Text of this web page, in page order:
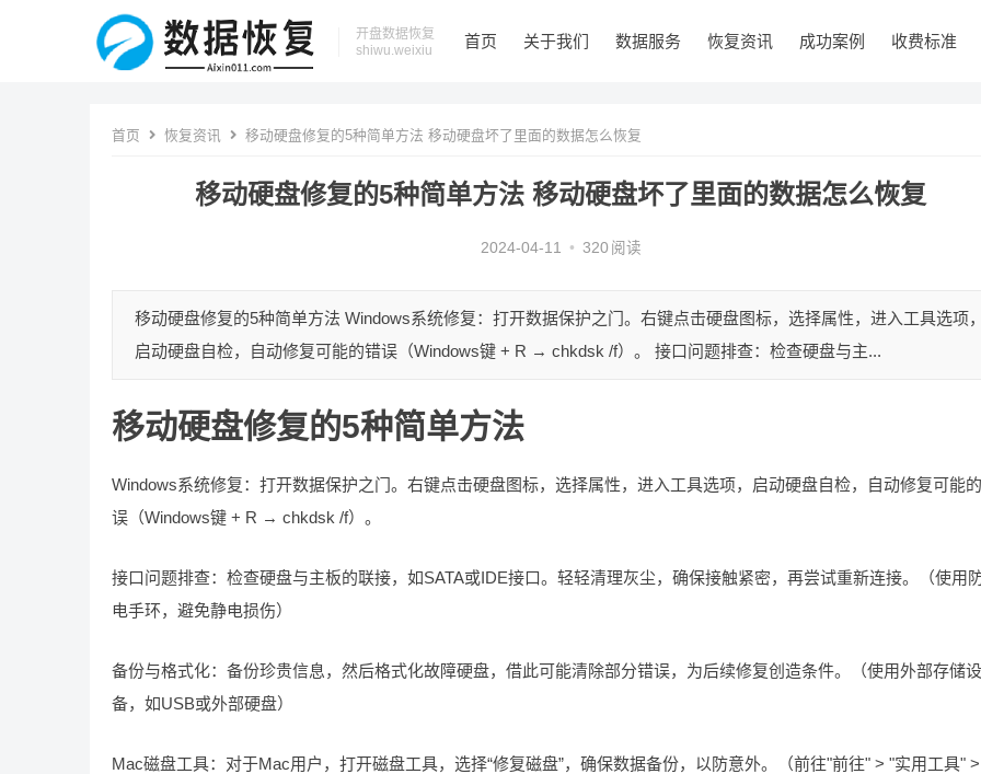
开盘数据恢复
shiwu.weixiu
首页 关于我们 数据服务 恢复资讯 成功案例 收费标准
首页 恢复资讯 移动硬盘修复的5种简单方法 移动硬盘坏了里面的数据怎么恢复
移动硬盘修复的5种简单方法 移动硬盘坏了里面的数据怎么恢复
2024-04-11 • 320 阅读
移动硬盘修复的5种简单方法 Windows系统修复：打开数据保护之门。右键点击硬盘图标，选择属性，进入工具选项
启动硬盘自检，自动修复可能的错误（Windows键 + R → chkdsk /f）。 接口问题排查：检查硬盘与主...
移动硬盘修复的5种简单方法
Windows系统修复：打开数据保护之门。右键点击硬盘图标，选择属性，进入工具选项，启动硬盘自检，自动修复可能
误（Windows键 + R → chkdsk /f）。
接口问题排查：检查硬盘与主板的联接，如SATA或IDE接口。轻轻清理灰尘，确保接触紧密，再尝试重新连接。（使用
电手环，避免静电损伤）
备份与格式化：备份珍贵信息，然后格式化故障硬盘，借此可能清除部分错误，为后续修复创造条件。（使用外部存储设
备，如USB或外部硬盘）
Mac磁盘工具：对于Mac用户，打开磁盘工具，选择“修复磁盘”，确保数据备份，以防意外。（前往"前往" > "实用工具"